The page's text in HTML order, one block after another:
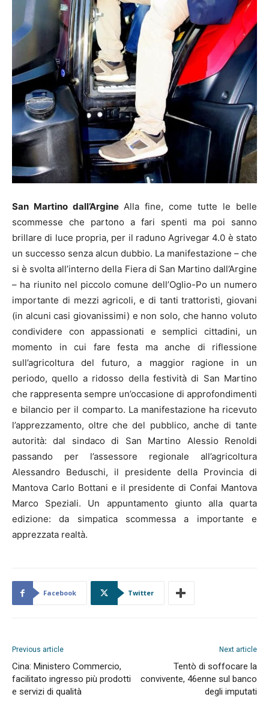
San Martino dall’Argine Alla fine, come tutte le belle
scommesse che partono a fari spenti ma poi sanno
brillare di luce propria, per il raduno Agrivegar 4.0 è stato
un successo senza alcun dubbio. La manifestazione – che
si è svolta all’interno della Fiera di San Martino dall’Argine
– ha riunito nel piccolo comune dell’Oglio-Po un numero
importante di mezzi agricoli, e di tanti trattoristi, giovani
(in alcuni casi giovanissimi) e non solo, che hanno voluto
condividere con appassionati e semplici cittadini, un
momento in cui fare festa ma anche di riflessione
sull’agricoltura del futuro, a maggior ragione in un
periodo, quello a ridosso della festività di San Martino
che rappresenta sempre un’occasione di approfondimenti
e bilancio per il comparto. La manifestazione ha ricevuto
l’apprezzamento, oltre che del pubblico, anche di tante
autorità: dal sindaco di San Martino Alessio Renoldi
passando per l’assessore regionale all’agricoltura
Alessandro Beduschi, il presidente della Provincia di
Mantova Carlo Bottani e il presidente di Confai Mantova
Marco Speziali. Un appuntamento giunto alla quarta
edizione: da simpatica scommessa a importante e
apprezzata realtà.
Facebook Twitter
Previous article
Cina: Ministero Commercio,
facilitato ingresso più prodotti
e servizi di qualità
Next article
Tentò di soffocare la
convivente, 46enne sul banco
degli imputati